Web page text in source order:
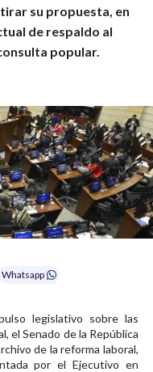
su propuesta, en
de respaldo al
popular.
Whatsapp
legislativo sobre las
el Senado de la República
de la reforma laboral,
por el Ejecutivo en